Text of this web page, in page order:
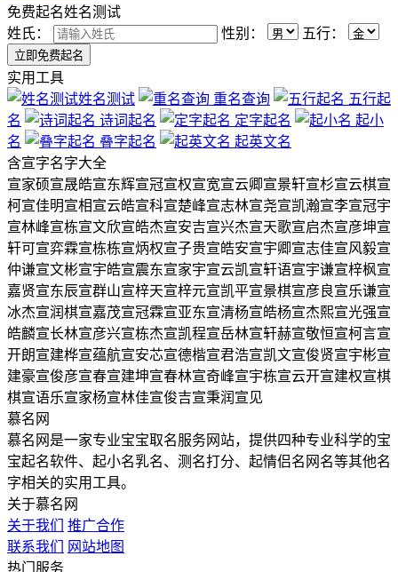
免费起名姓名测试
姓氏：
性别： 五行：
实用工具
姓名测试
重名查询
五行起
名
诗词起名 定字起名
起小
名
叠字起名
起英文名
含宣字名字大全
宣家硕宣晟皓宣东辉宣冠宣权宣宽宣云卿宣景轩宣杉宣云棋宣
柯宣佳明宣相宣云皓宣科宣楚峰宣志林宣尧宣凯瀚宣李宣冠宇
宣林峰宣栋宣文欣宣皓杰宣安吉宣兴杰宣天歌宣启杰宣彦坤宣
轩可宣弈霖宣栋栋宣炳权宣子贵宣皓安宣宇卿宣志佳宣风毅宣
仲谦宣文彬宣宇皓宣震东宣家宇宣云凯宣轩语宣宇谦宣梓枫宣
嘉贤宣东辰宣群山宣梓天宣梓元宣凯平宣景棋宣彦良宣乐谦宣
冰杰宣润棋宣嘉茂宣冠霖宣亚东宣清杨宣皓杨宣杰熙宣光强宣
皓麟宣长林宣彦兴宣栋杰宣凯程宣岳林宣轩赫宣敬恒宣柯言宣
开朗宣建桦宣蕴航宣安芯宣德楷宣君浩宣凯文宣俊贤宣宇彬宣
建豪宣俊彦宣春宣建坤宣春林宣奇峰宣宇栋宣云开宣建权宣棋
棋宣语乐宣家杨宣林佳宣俊吉宣秉润 宣见
慕名网
慕名网是一家专业宝宝取名服务网站，提供四种专业科学的宝
宝起名软件、起小名乳名、测名打分、起情侣名网名等其他名
字相关的实用工具。
关于慕名网
关于我们
推广合作
联系我们
网站地图
热门服务